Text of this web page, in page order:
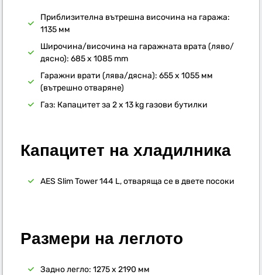
Приблизителна вътрешна височина на гаража:
1135 мм
Широчина/височина на гаражната врата (ляво/
дясно): 685 x 1085 mm
Гаражни врати (лява/дясна): 655 x 1055 мм
(вътрешно отваряне)
Газ: Капацитет за 2 x 13 kg газови бутилки
Капацитет на хладилника
AES Slim Tower 144 L, отваряща се в двете посоки
Размери на леглото
Задно легло: 1275 x 2190 мм